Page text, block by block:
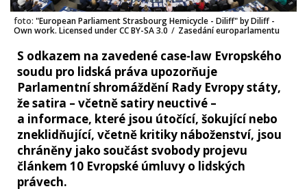
foto: "European Parliament Strasbourg Hemicycle - Diliff" by Diliff -
Own work. Licensed under CC BY-SA 3.0 / Zasedání europarlamentu
S odkazem na zavedené case-law Evropského
soudu pro lidská práva upozorňuje
Parlamentní shromáždění Rady Evropy státy,
že satira – včetně satiry neuctivé –
a informace, které jsou útočící, šokující nebo
zneklidňující, včetně kritiky náboženství, jsou
chráněny jako součást svobody projevu
článkem 10 Evropské úmluvy o lidských
právech.